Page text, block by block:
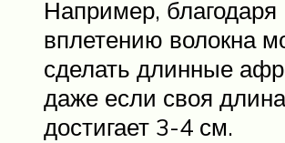
Например, благодаря
вплетению волокна
сделать длинные
даже если своя
достигает 3-4 см.